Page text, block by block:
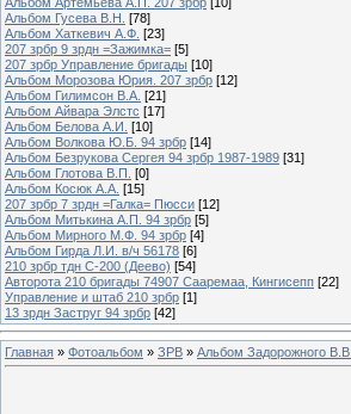
Альбом Гусева В.Н. [78]
Альбом Хаткевич А.Ф. [23]
207 зрбр 9 зрдн =Зажимка= [5]
207 зрбр Управление бригады [10]
Альбом Морозова Юрия. 207 зрбр [12]
Альбом Гилимсон В.А. [21]
Альбом Айвара Элстс [17]
Альбом Белова А.И. [10]
Альбом Волкова Ю.Б. 94 зрбр [14]
Альбом Безрукова Сергея 94 зрбр 1987-1989 [31]
Альбом Глотова В.П. [0]
Альбом Косюк А.А. [15]
207 зрбр 7 зрдн =Галка= Пюсси [12]
Альбом Митькина А.П. 94 зрбр [5]
Альбом Мирного М.Ф. 94 зрбр [4]
Альбом Гирда Л.И. в/ч 56178 [6]
210 зрбр тдн С-200 (Деево) [54]
Авторота 210 бригады 74907 Сааремаа, Кингисепп [22]
Управление и штаб 210 зрбр [1]
13 зрдн Заструг 94 зрбр [42]
Главная » Фотоальбом » ЗРВ » Альбом Задорожного В.В.